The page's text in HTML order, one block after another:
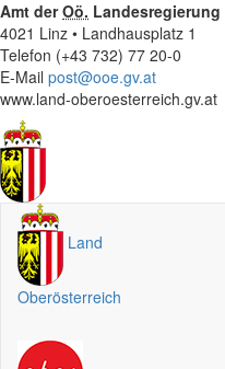
Amt derOö. Landesregierung
4021 Linz • Landhausplatz 1
Telefon (+43 732) 77 20-0
E-Mail post@ooe.gv.at
www.land-oberoesterreich.gv.at
Land
Oberösterreich